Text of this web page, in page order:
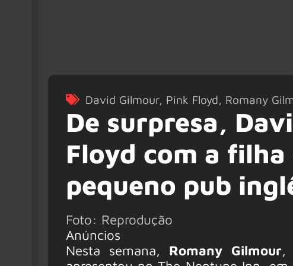
David Gilmour, Pink Floyd, Romany
De surpresa,
Floyd com a filha
pequeno pub
Foto: Reprodução
Anúncios
Nesta semana, Romany Gilmour,